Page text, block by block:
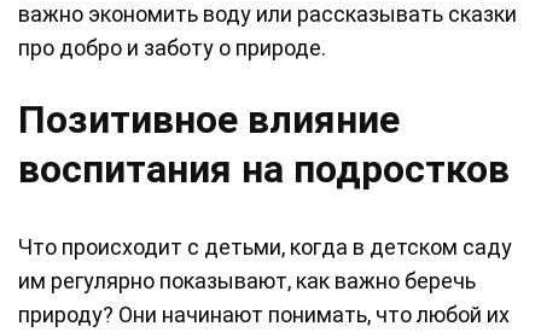
важно экономить воду или рассказывать сказки
про добро и заботу о природе.
Позитивное влияние
воспитания на подростков
Что происходит с детьми, когда в детском саду
им регулярно показывают, как важно беречь
природу? Они начинают понимать, что любой их